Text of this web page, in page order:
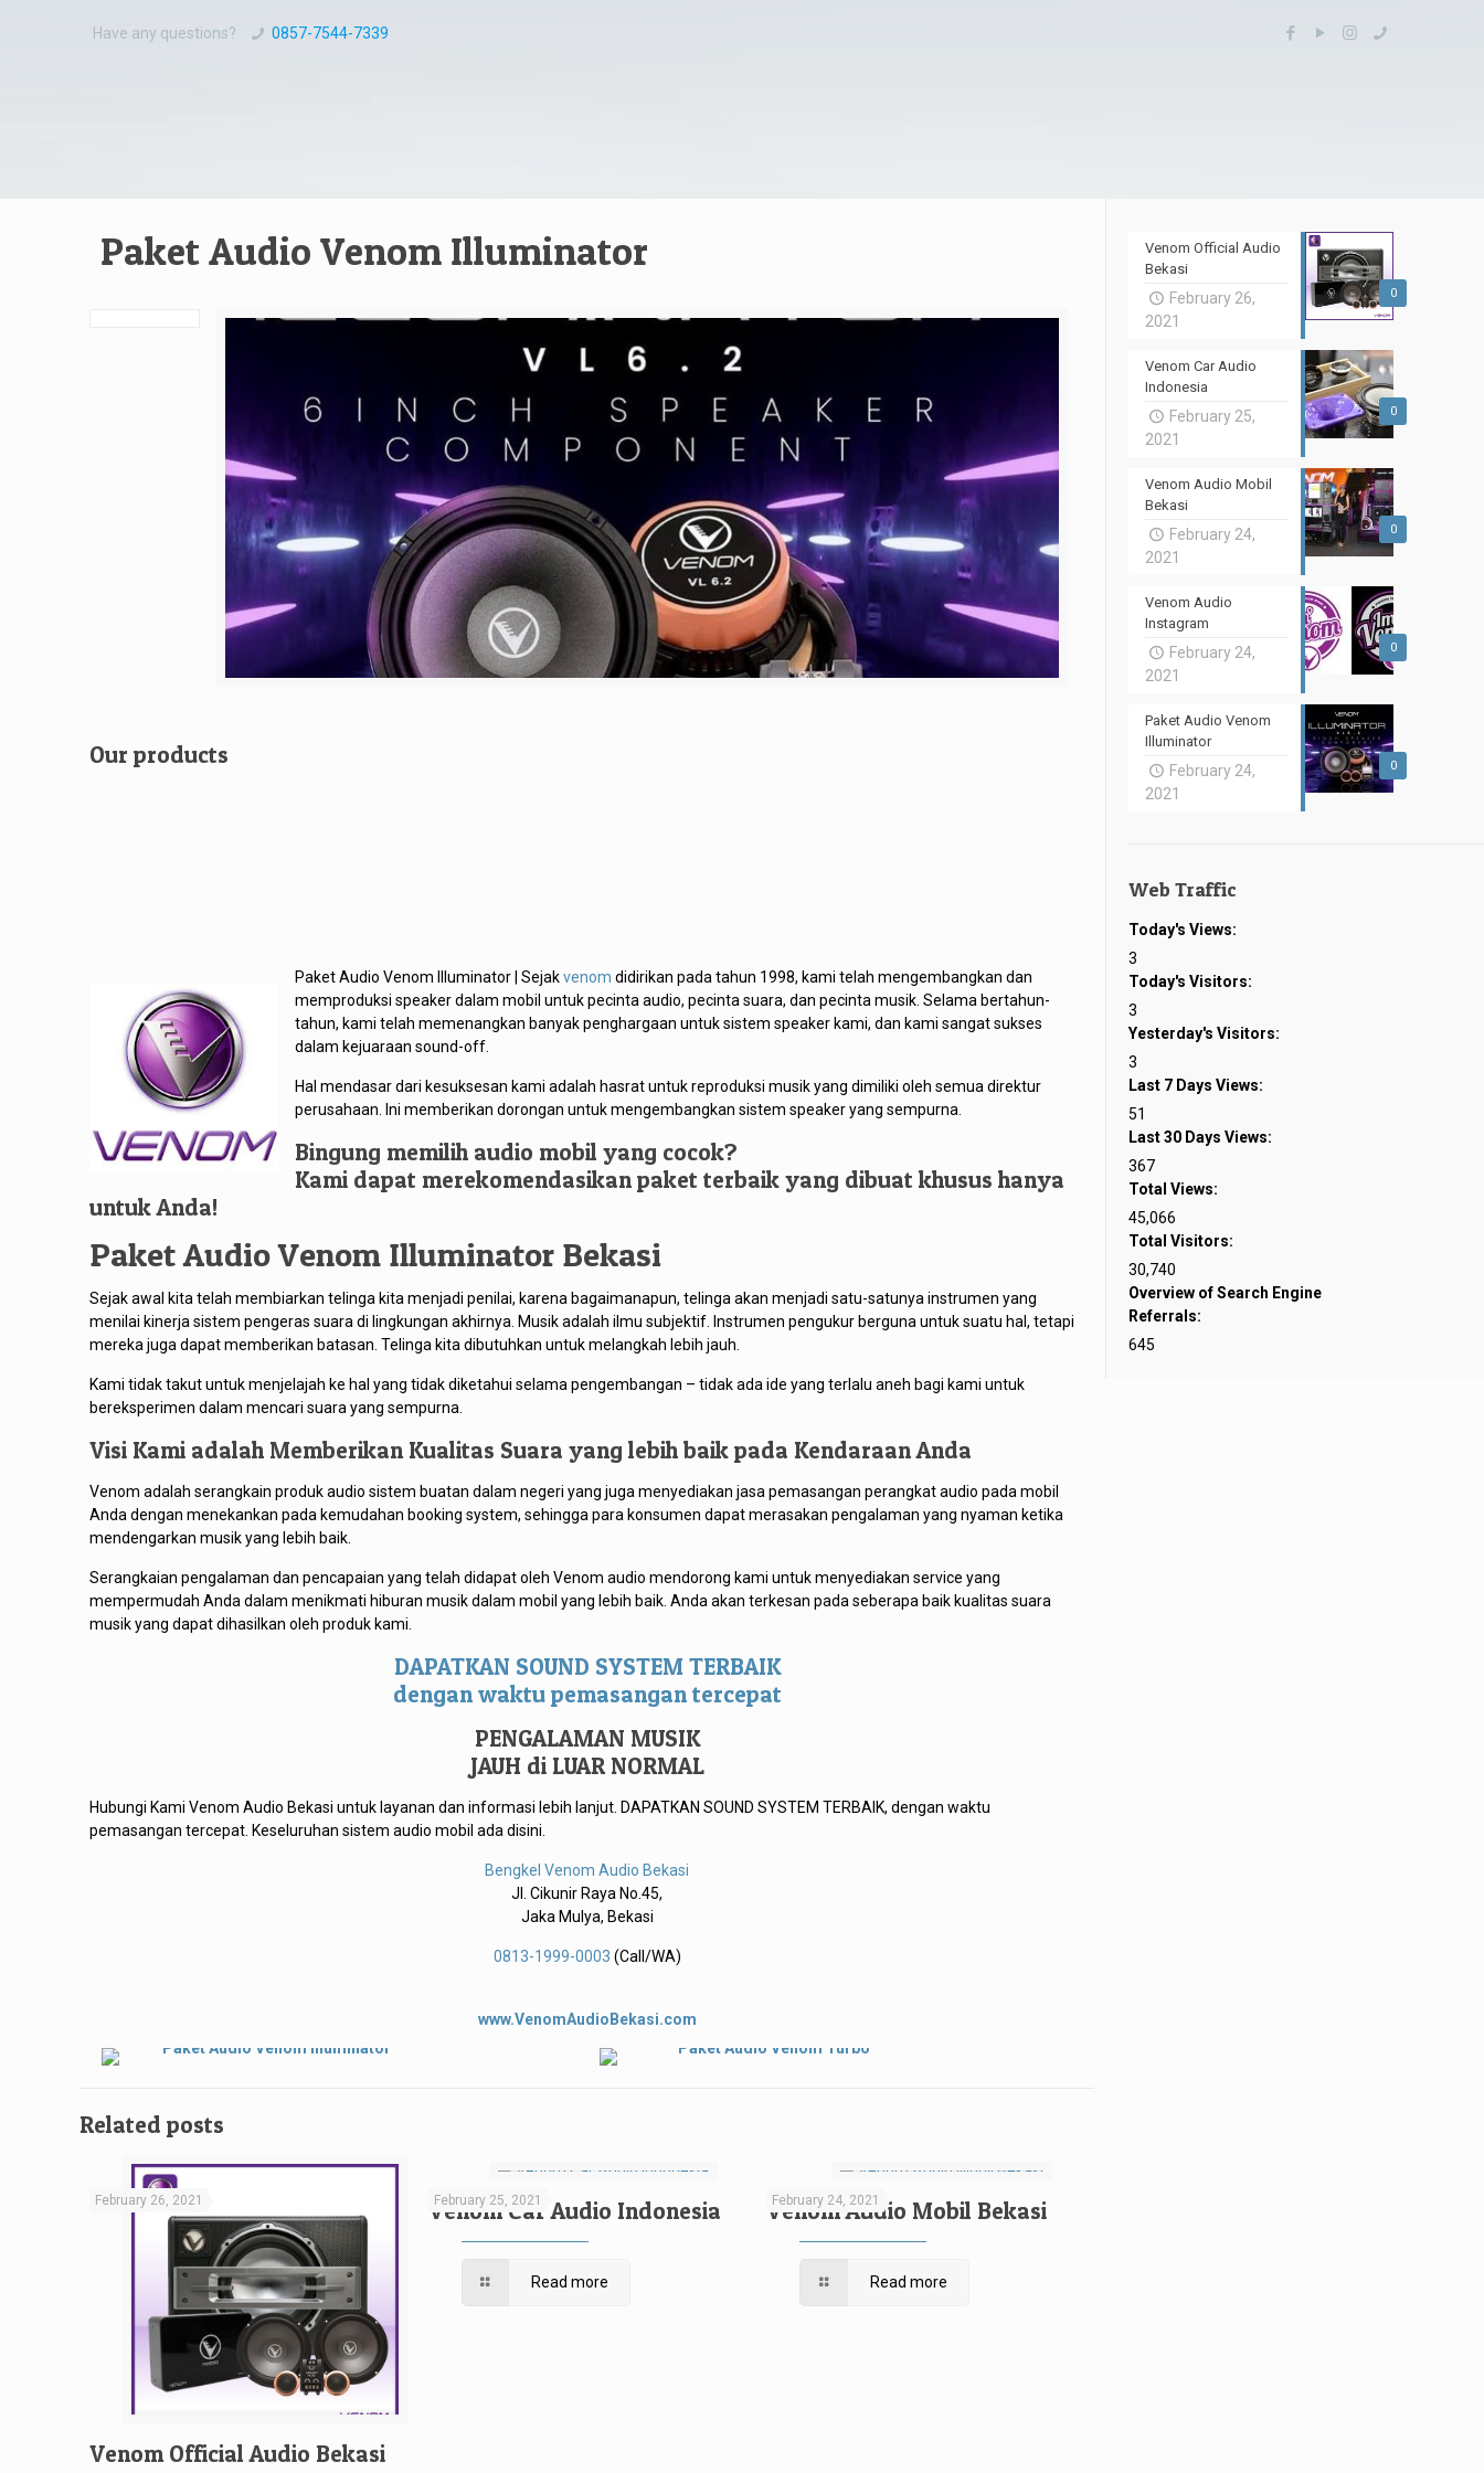
Have any questions? 0857-7544-7339
Paket Audio Venom Illuminator
Our products
Paket Audio Venom Illuminator | Sejakvenom didirikan pada tahun 1998, kami telah mengembangkan dan
memproduksi speaker dalam mobil untuk pecinta audio, pecinta suara, dan pecinta musik. Selama bertahun-
tahun, kami telah memenangkan banyak penghargaan untuk sistem speaker kami, dan kami sangat sukses
dalam kejuaraan sound-off.
Hal mendasar dari kesuksesan kami adalah hasrat untuk reproduksi musik yang dimiliki oleh semua direktur
perusahaan. Ini memberikan dorongan untuk mengembangkan sistem speaker yang sempurna.
Bingung memilih audio mobil yang cocok?
Kami dapat merekomendasikan paket terbaik yang dibuat khusus hanya
untuk Anda!
Paket Audio Venom Illuminator Bekasi
Sejak awal kita telah membiarkan telinga kita menjadi penilai, karena bagaimanapun, telinga akan menjadi satu-satunya instrumen yang
menilai kinerja sistem pengeras suara di lingkungan akhirnya. Musik adalah ilmu subjektif. Instrumen pengukur berguna untuk suatu hal, tetapi
mereka juga dapat memberikan batasan. Telinga kita dibutuhkan untuk melangkah lebih jauh.
Kami tidak takut untuk menjelajah ke hal yang tidak diketahui selama pengembangan – tidak ada ide yang terlalu aneh bagi kami untuk
bereksperimen dalam mencari suara yang sempurna.
Visi Kami adalah Memberikan Kualitas Suara yang lebih baik pada Kendaraan Anda
Venom adalah serangkain produk audio sistem buatan dalam negeri yang juga menyediakan jasa pemasangan perangkat audio pada mobil
Anda dengan menekankan pada kemudahan booking system, sehingga para konsumen dapat merasakan pengalaman yang nyaman ketika
mendengarkan musik yang lebih baik.
Serangkaian pengalaman dan pencapaian yang telah didapat oleh Venom audio mendorong kami untuk menyediakan service yang
mempermudah Anda dalam menikmati hiburan musik dalam mobil yang lebih baik. Anda akan terkesan pada seberapa baik kualitas suara
musik yang dapat dihasilkan oleh produk kami.
DAPATKAN SOUND SYSTEM TERBAIK
dengan waktu pemasangan tercepat
PENGALAMAN MUSIK
JAUH di LUAR NORMAL
Hubungi Kami Venom Audio Bekasi untuk layanan dan informasi lebih lanjut. DAPATKAN SOUND SYSTEM TERBAIK, dengan waktu
pemasangan tercepat. Keseluruhan sistem audio mobil ada disini.
Bengkel Venom Audio Bekasi
Jl. Cikunir Raya No.45,
Jaka Mulya, Bekasi
0813-1999-0003 (Call/WA)
www.VenomAudioBekasi.com
Related posts
February 26, 2021
Venom Official Audio Bekasi
February 25, 2021
Venom Car Audio Indonesia
Read more
February 24, 2021
Venom Audio Mobil Bekasi
Read more
0
Venom Official Audio
Bekasi
February 26,
2021
0
Venom Car Audio
Indonesia
February 25,
2021
0
Venom Audio Mobil
Bekasi
February 24,
2021
0
Venom Audio
Instagram
February 24,
2021
0
Paket Audio Venom
Illuminator
February 24,
2021
Web Traffic
Today's Views:
3
Today's Visitors:
3
Yesterday's Visitors:
3
Last 7 Days Views:
51
Last 30 Days Views:
367
Total Views:
45,066
Total Visitors:
30,740
Overview of Search Engine
Referrals:
645